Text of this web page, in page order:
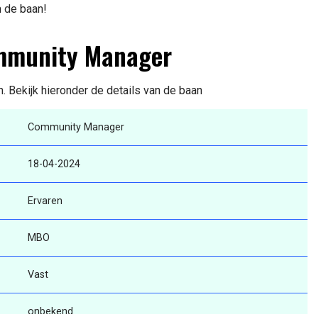
baan!
Manager
Bekijk hieronder de details van de baan
Community Manager
18-04-2024
Ervaren
MBO
Vast